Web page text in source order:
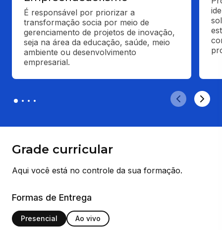
É responsável por priorizar a
transformação socia por meio de
gerenciamento de projetos de inovação,
seja na área da educação, saúde, meio
ambiente ou desenvolvimento
empresarial.
Grade curricular
Aqui você está no controle da sua formação.
Formas de Entrega
Presencial Ao vivo